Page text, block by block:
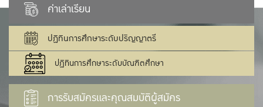
ค่าเล่าเรียน
ปฏิทินการศึกษาระดับปริญญาตรี
ปฏิทินการศึกษาระดับบัณฑิตศึกษา
การรับสมัครและคุณสมบัติผู้สมัคร